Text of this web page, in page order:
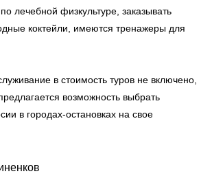
лечебной физкультуре, заказывать
коктейли, имеются тренажеры для
в стоимость туров не включено,
возможность выбрать
в городах-остановках на свое